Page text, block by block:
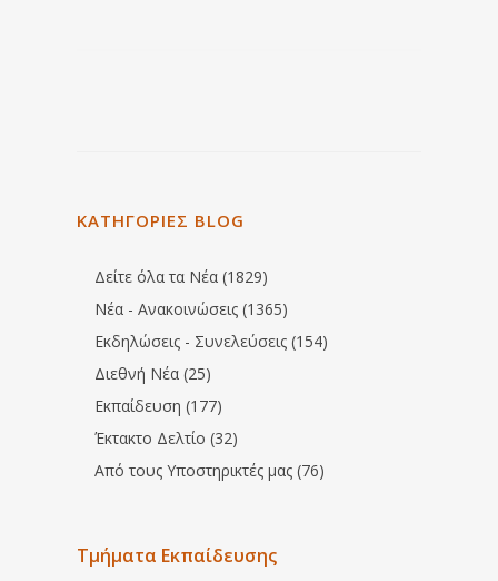
ΚΑΤΗΓΟΡΙΕΣ BLOG
Δείτε όλα τα Νέα (1829)
Νέα - Ανακοινώσεις (1365)
Εκδηλώσεις - Συνελεύσεις (154)
Διεθνή Νέα (25)
Εκπαίδευση (177)
Έκτακτο Δελτίο (32)
Από τους Υποστηρικτές μας (76)
Τμήματα Εκπαίδευσης